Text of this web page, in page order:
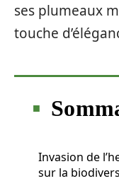
ses plumeaux
touche
Invasion de
sur la